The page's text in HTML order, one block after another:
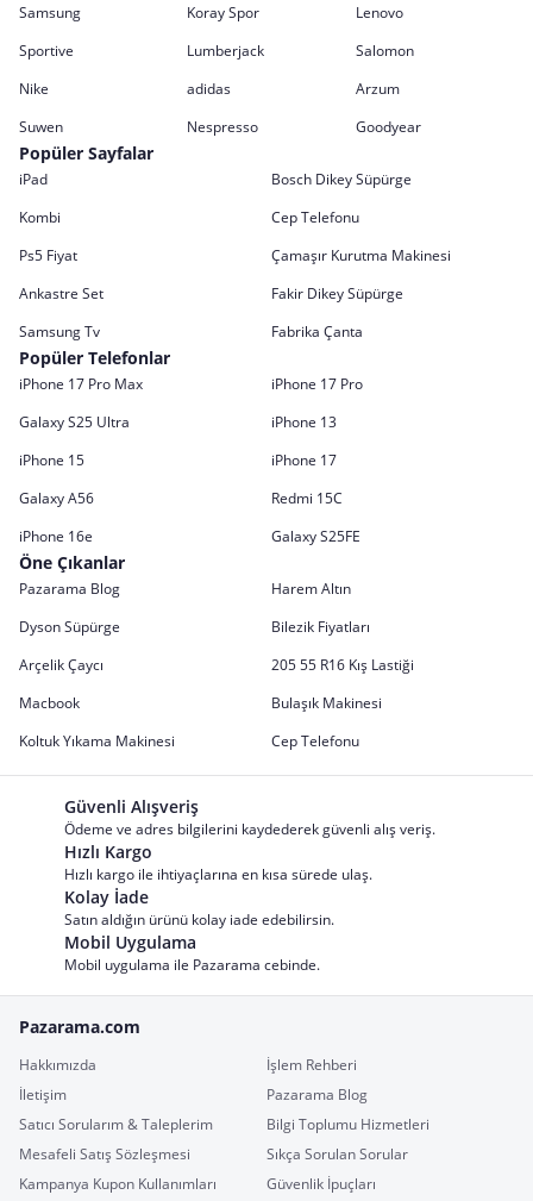
Samsung
Koray Spor
Lenovo
Sportive
Lumberjack
Salomon
Nike
adidas
Arzum
Suwen
Nespresso Goodyear
Popüler Sayfalar
iPad
Bosch Dikey Süpürge
Kombi
Cep Telefonu
Ps5 Fiyat
Çamaşır Kurutma Makinesi
Ankastre Set
Fakir Dikey Süpürge
Samsung Tv
Fabrika Çanta
Popüler Telefonlar
iPhone 17 Pro Max
iPhone 17 Pro
Galaxy S25 Ultra
iPhone 13
iPhone 15
iPhone 17
Galaxy A56
Redmi 15C
iPhone 16e
Galaxy S25FE
Öne Çıkanlar
Pazarama Blog
Harem Altın
Dyson Süpürge
Bilezik Fiyatları
Arçelik Çaycı
205 55 R16 Kış Lastiği
Macbook
Bulaşık Makinesi
Koltuk Yıkama Makinesi
Cep Telefonu
Güvenli Alışveriş
Ödeme ve adres bilgilerini kaydederek güvenli alış veriş.
Hızlı Kargo
Hızlı kargo ile ihtiyaçlarına en kısa sürede ulaş.
Kolay İade
Satın aldığın ürünü kolay iade edebilirsin.
Mobil Uygulama
Mobil uygulama ile Pazarama cebinde.
Pazarama.com
Hakkımızda
İşlem Rehberi
İletişim
Pazarama Blog
Satıcı Sorularım & Taleplerim
Bilgi Toplumu Hizmetleri
Mesafeli Satış Sözleşmesi
Sıkça Sorulan Sorular
Kampanya Kupon Kullanımları
Güvenlik İpuçları